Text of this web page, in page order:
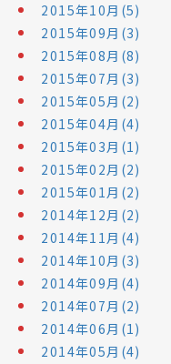
2015年10月(5)
2015年09月(3)
2015年08月(8)
2015年07月(3)
2015年05月(2)
2015年04月(4)
2015年03月(1)
2015年02月(2)
2015年01月(2)
2014年12月(2)
2014年11月(4)
2014年10月(3)
2014年09月(4)
2014年07月(2)
2014年06月(1)
2014年05月(4)